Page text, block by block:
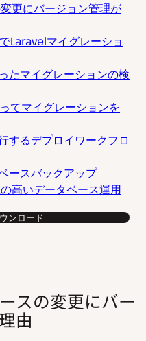
更にバージョン管理が
Laravelマイグレーショ
たマイグレーションの検
てマイグレーションを
するデプロイワークフロ
ースバックアップ
高いデータベース運用
ンロード
スの変更にバー
由